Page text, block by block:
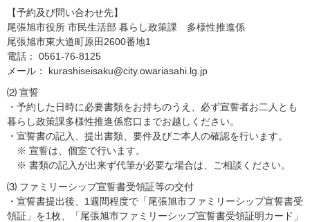
【予約及び問い合わせ先】
尾張旭市役所 市民生活部 暮らし政策課 多様性推進係
尾張旭市東大道町原田2600番地1
電話： 0561-76-8125
メール： kurashiseisaku@city.owariasahi.lg.jp
⑵ 宣誓
・予約した日時に必要書類をお持ちのうえ、必ず宣誓者お二人とも
暮らし政策課多様性推進係窓口までお越しください。
・宣誓書の記入、提出書類、要件及びご本人の確認を行います。
※ 宣誓は、個室で行います。
※ 書類の記入が出来ず代筆が必要な場合は、ご相談ください。
⑶ ファミリーシップ宣誓書受領証等の交付
・宣誓書提出後、1週間程度で「尾張旭市ファミリーシップ宣誓書受
領証」を1枚、「尾張旭市ファミリーシップ宣誓書受領証明カード」